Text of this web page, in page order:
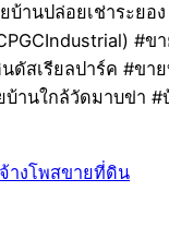
านปล่อยเช่าระยอ
#ข
ดัสเรียลปาร์ค #ขาย
บ้านใกล้วัดมาบข่า #
างโพสขายที่ดิน